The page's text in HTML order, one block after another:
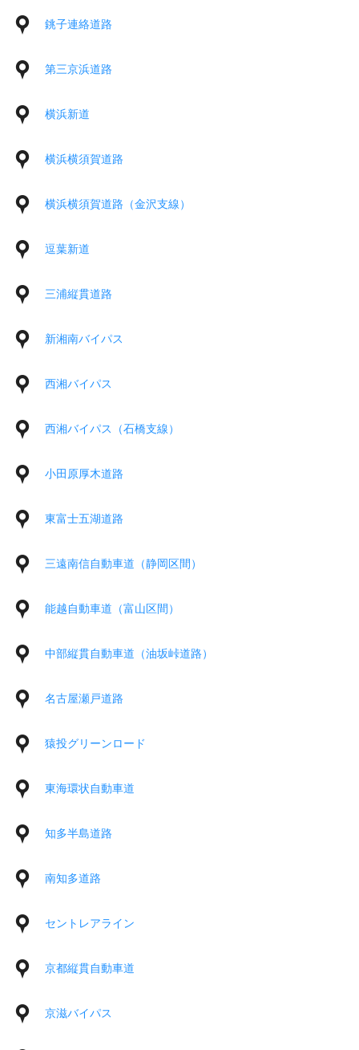
銚子連絡道路
第三京浜道路
横浜新道
横浜横須賀道路
横浜横須賀道路（金沢支線）
逗葉新道
三浦縦貫道路
新湘南バイパス
西湘バイパス
西湘バイパス（石橋支線）
小田原厚木道路
東富士五湖道路
三遠南信自動車道（静岡区間）
能越自動車道（富山区間）
中部縦貫自動車道（油坂峠道路）
名古屋瀬戸道路
猿投グリーンロード
東海環状自動車道
知多半島道路
南知多道路
セントレアライン
京都縦貫自動車道
京滋バイパス